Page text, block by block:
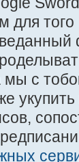
для
мы с